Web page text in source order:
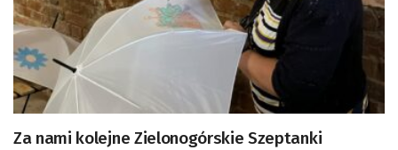
Za nami kolejne Zielonogórskie Szeptanki